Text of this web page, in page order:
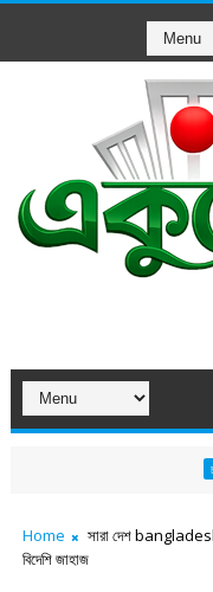
Home সারা দেশ
বিদেশি জাহাজ